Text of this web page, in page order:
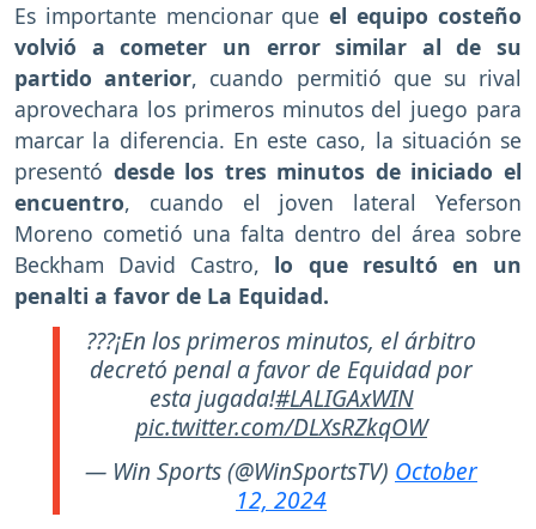
Es importante mencionar queel equipo costeño
volvió a cometer un error similar al de su
partido anterior, cuando permitió que su rival
aprovechara los primeros minutos del juego para
marcar la diferencia. En este caso, la situación se
presentó desde los tres minutos de iniciado el
encuentro, cuando el joven lateral Yeferson
Moreno cometió una falta dentro del área sobre
Beckham David Castro, lo que resultó en un
penalti a favor de La Equidad.
???¡En los primeros minutos, el árbitro
decretó penal a favor de Equidad por
esta jugada!#LALIGAxWIN
pic.twitter.com/DLXsRZkqOW
— Win Sports (@WinSportsTV) October
12, 2024